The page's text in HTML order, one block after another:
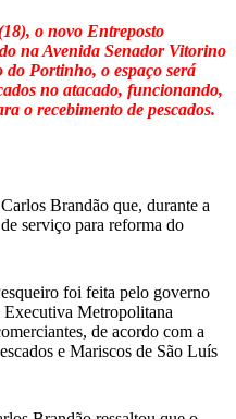
o novo Entreposto
na Avenida Senador Vitorino
Portinho, o espaço será
no atacado, funcionando,
o recebimento de pescados.
Brandão que, durante a
serviço para reforma do
foi feita pelo governo
Metropolitana
de acordo com a
e Mariscos de São Luís